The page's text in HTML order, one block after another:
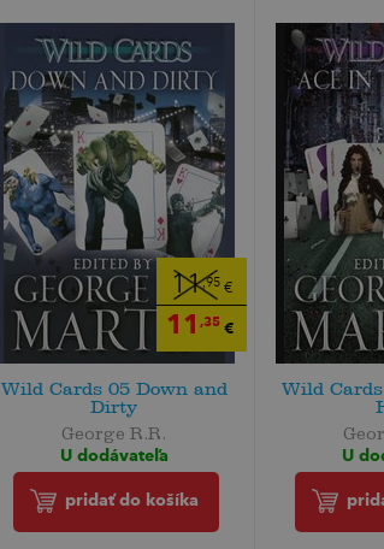
11,95 €
11 ,35 €
Wild Cards 05 Down and
Dirty
George R.R.
U dodávateľa
pridať do košíka
Wild
U